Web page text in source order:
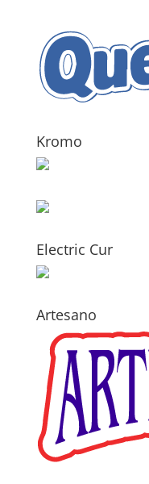
Kromo
Electric Cur
Artesano